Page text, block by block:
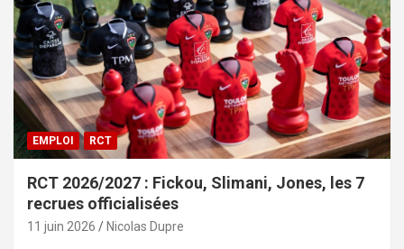
EMPLOI RCT
RCT 2026/2027 : Fickou, Slimani, Jones, les 7
recrues officialisées
11 juin 2026 Nicolas Dupre